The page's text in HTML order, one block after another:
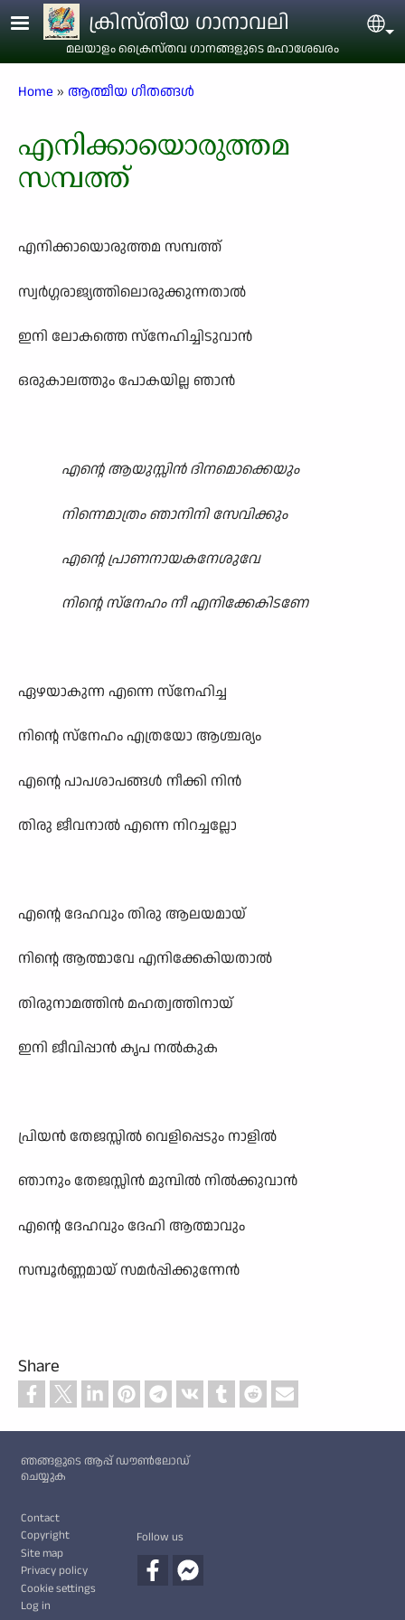
Skip to main contentക്രിസ്തീയ ഗാനാവലി
മലയാളം ക്രൈസ്തവ ഗാനങ്ങളുടെ മഹാശേഖരം
Breadcrumb
Home ആത്മീയ ഗീതങ്ങൾ
എനിക്കായൊരുത്തമ
സമ്പത്ത്
എനിക്കായൊരുത്തമ സമ്പത്ത്
സ്വർഗ്ഗരാജ്യത്തിലൊരുക്കുന്നതാൽ
ഇനി ലോകത്തെ സ്നേഹിച്ചിടുവാൻ
ഒരുകാലത്തും പോകയില്ല ഞാൻ
എന്റെ ആയുസ്സിൻ ദിനമൊക്കെയും
നിന്നെമാത്രം ഞാനിനി സേവിക്കും
എന്റെ പ്രാണനായകനേശുവേ
നിന്റെ സ്നേഹം നീ എനിക്കേകിടണേ
ഏഴയാകുന്ന എന്നെ സ്നേഹിച്ച
നിന്റെ സ്നേഹം എത്രയോ ആശ്ചര്യം
എന്റെ പാപശാപങ്ങൾ നീക്കി നിൻ
തിരു ജീവനാൽ എന്നെ നിറച്ചല്ലോ
എന്റെ ദേഹവും തിരു ആലയമായ്
നിന്റെ ആത്മാവേ എനിക്കേകിയതാൽ
തിരുനാമത്തിൻ മഹത്വത്തിനായ്
ഇനി ജീവിപ്പാൻ കൃപ നൽകുക
പ്രിയൻ തേജസ്സിൽ വെളിപ്പെടും നാളിൽ
ഞാനും തേജസ്സിൻ മുമ്പിൽ നിൽക്കുവാൻ
എന്റെ ദേഹവും ദേഹി ആത്മാവും
സമ്പൂർണ്ണമായ് സമർപ്പിക്കുന്നേൻ
Share
ഞങ്ങളുടെ ആപ്പ് ഡൗൺലോഡ്
ചെയ്യുക
Contact
Copyright
Site map
Privacy policy
Cookie settings
Log in
Follow us